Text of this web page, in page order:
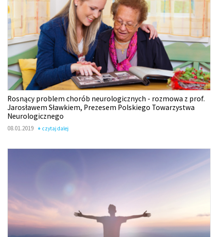
Rosnący problem chorób neurologicznych - rozmowa z prof.
Jarosławem Sławkiem, Prezesem Polskiego Towarzystwa
Neurologicznego
08.01.2019 czytaj dalej